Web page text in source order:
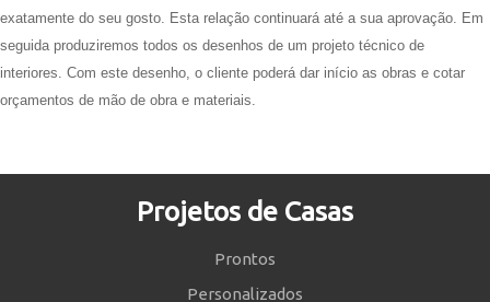
exatamente do seu gosto. Esta relação continuará até a sua aprovação. Em
seguida produziremos todos os desenhos de um projeto técnico de
interiores. Com este desenho, o cliente poderá dar início as obras e cotar
orçamentos de mão de obra e materiais.
Projetos de Casas
Prontos
Personalizados